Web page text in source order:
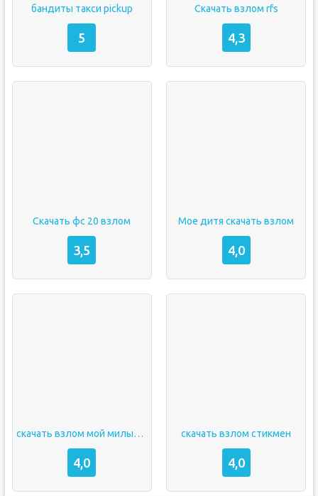
бандиты такси pickup
5
Скачать взлом rfs
4,3
Скачать фс 20 взлом
3,5
Мое дитя скачать взлом
4,0
скачать взлом мой милый дом
4,0
скачать взлом стикмен
4,0